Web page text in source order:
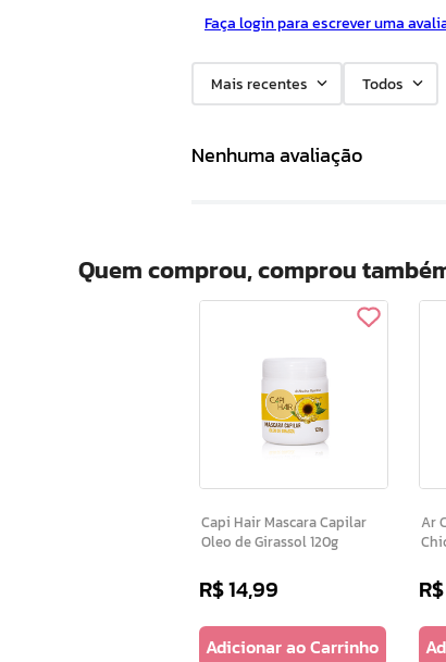
Faça login para escrever uma
Mais recentes Todos
Nenhuma avaliação
Quem comprou, comprou
Capi Hair Mascara Capilar
Oleo de Girassol 120g
R$14,99
Adicionar ao Carrinho
Ar Cores
R$